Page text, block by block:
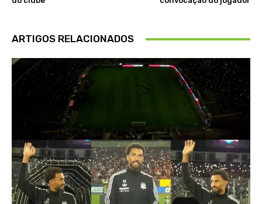
ARTIGOS RELACIONADOS